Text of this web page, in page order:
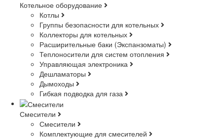
Котельное оборудование
Котлы
Группы безопасности для котельных
Коллекторы для котельных
Расширительные баки (Экспанзоматы)
Теплоносители для систем отопления
Управляющая электроника
Дешламаторы
Дымоходы
Гибкая подводка для газа
Смесители
Смесители
Комплектующие для смесителей